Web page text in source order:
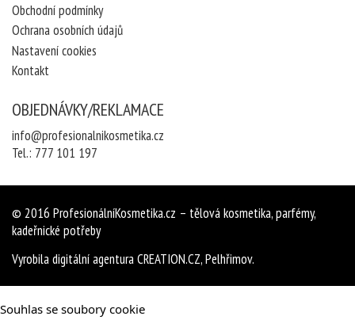
Obchodní podmínky
Ochrana osobních údajů
Nastavení cookies
Kontakt
OBJEDNÁVKY/REKLAMACE
info@profesionalnikosmetika.cz
Tel.: 777 101 197
© 2016 ProfesionálníKosmetika.cz – tělová kosmetika, parfémy,
kadeřnické potřeby
Vyrobiladigitální agenturaCREATION.CZ,Pelhřimov.
Souhlas se soubory cookie